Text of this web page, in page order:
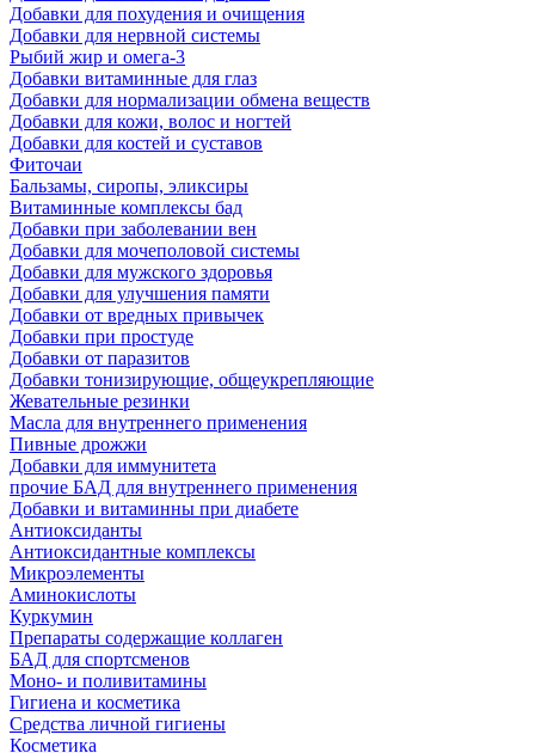
Добавки для похудения и очищения
Добавки для нервной системы
Рыбий жир и омега-3
Добавки витаминные для глаз
Добавки для нормализации обмена веществ
Добавки для кожи, волос и ногтей
Добавки для костей и суставов
Фиточаи
Бальзамы, сиропы, эликсиры
Витаминные комплексы бад
Добавки при заболевании вен
Добавки для мочеполовой системы
Добавки для мужского здоровья
Добавки для улучшения памяти
Добавки от вредных привычек
Добавки при простуде
Добавки от паразитов
Добавки тонизирующие, общеукрепляющие
Жевательные резинки
Масла для внутреннего применения
Пивные дрожжи
Добавки для иммунитета
прочие БАД для внутреннего применения
Добавки и витаминны при диабете
Антиоксиданты
Антиоксидантные комплексы
Микроэлементы
Аминокислоты
Куркумин
Препараты содержащие коллаген
БАД для спортсменов
Моно- и поливитамины
Гигиена и косметика
Средства личной гигиены
Косметика